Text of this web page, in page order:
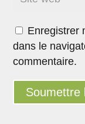
Enregistrer
dans le
commentaire.
Soumettre